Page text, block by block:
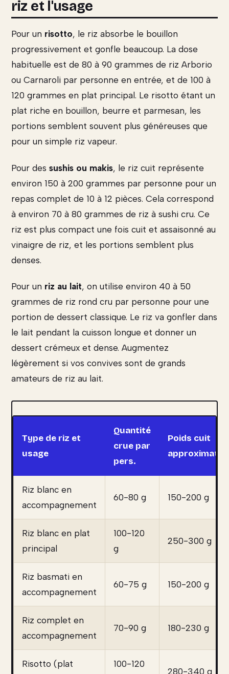
riz et l'usage
Pour un risotto, le riz absorbe le bouillon
progressivement et gonfle beaucoup. La dose
habituelle est de 80 à 90 grammes de riz Arborio
ou Carnaroli par personne en entrée, et de 100 à
120 grammes en plat principal. Le risotto étant un
plat riche en bouillon, beurre et parmesan, les
portions semblent souvent plus généreuses que
pour un simple riz vapeur.
Pour des sushis ou makis, le riz cuit représente
environ 150 à 200 grammes par personne pour un
repas complet de 10 à 12 pièces. Cela correspond
à environ 70 à 80 grammes de riz à sushi cru. Ce
riz est plus compact une fois cuit et assaisonné au
vinaigre de riz, et les portions semblent plus
denses.
Pour un riz au lait, on utilise environ 40 à 50
grammes de riz rond cru par personne pour une
portion de dessert classique. Le riz va gonfler dans
le lait pendant la cuisson longue et donner un
dessert crémeux et dense. Augmentez
légèrement si vos convives sont de grands
amateurs de riz au lait.
Type de riz et
usage
Quantité
crue par
pers.
Poids cuit
approximatif
Riz blanc en
accompagnement
60-80 g 150-200 g
Riz blanc en plat
principal
100-120
g
250-300 g
Riz basmati en
accompagnement
60-75 g 150-200 g
Riz complet en
accompagnement
70-90 g 180-230 g
Risotto (plat 100-120
280-340 g